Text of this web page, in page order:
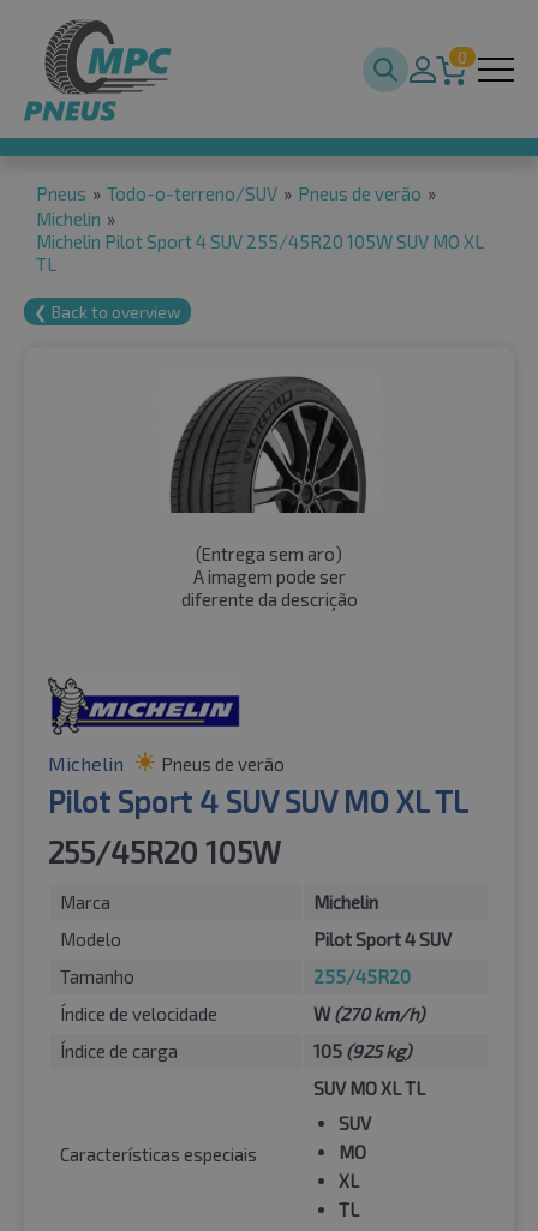
0
Pneus » Todo-o-terreno/SUV » Pneus de verão »
Michelin »
Michelin Pilot Sport 4 SUV 255/45R20 105W SUV MO XL
TL
❮ Back to overview
(Entrega sem aro)
A imagem pode ser
diferente da descrição
Michelin Pneus de verão
Pilot Sport 4 SUV SUV MO XL TL
255/45R20 105W
Marca
Michelin
Modelo
Pilot Sport 4 SUV
Tamanho
255/45R20
Índice de velocidade
W (270 km/h)
Índice de carga
105 (925 kg)
Características especiais
SUV MO XL TL
SUV
MO
XL
TL